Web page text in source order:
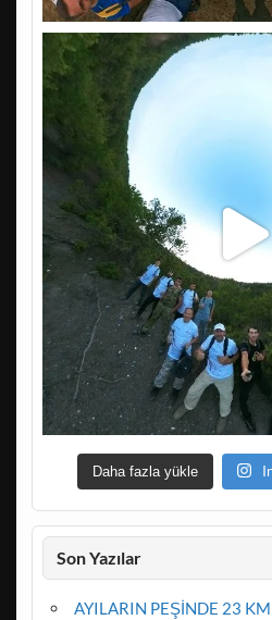
Daha fazla yükle
Son Yazılar
AYILARIN PEŞİNDE 23 KM